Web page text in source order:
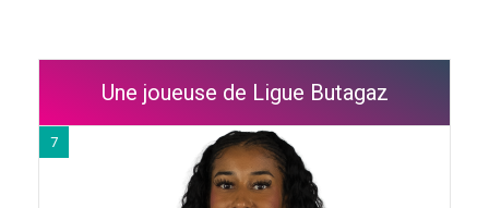
Une joueuse de Ligue Butagaz
7